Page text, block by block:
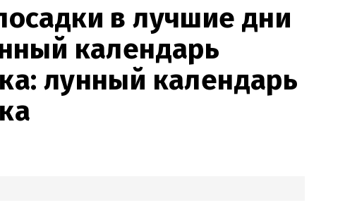
в лучшие дни
календарь
лунный календарь